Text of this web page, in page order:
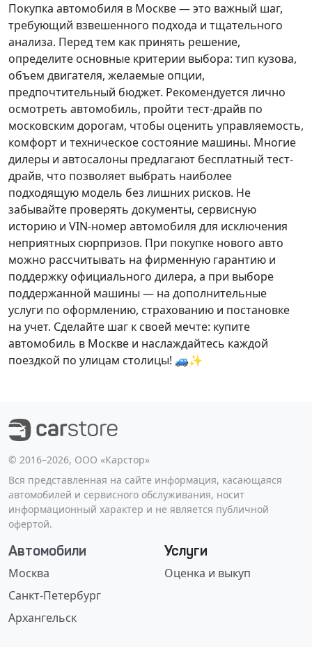
Покупка автомобиля в Москве — это важный шаг,
требующий взвешенного подхода и тщательного
анализа. Перед тем как принять решение,
определите основные критерии выбора: тип кузова,
объем двигателя, желаемые опции,
предпочтительный бюджет. Рекомендуется лично
осмотреть автомобиль, пройти тест-драйв по
московским дорогам, чтобы оценить управляемость,
комфорт и техническое состояние машины. Многие
дилеры и автосалоны предлагают бесплатный тест-
драйв, что позволяет выбрать наиболее
подходящую модель без лишних рисков. Не
забывайте проверять документы, сервисную
историю и VIN-номер автомобиля для исключения
неприятных сюрпризов. При покупке нового авто
можно рассчитывать на фирменную гарантию и
поддержку официального дилера, а при выборе
поддержанной машины — на дополнительные
услуги по оформлению, страхованию и постановке
на учет. Сделайте шаг к своей мечте: купите
автомобиль в Москве и наслаждайтесь каждой
поездкой по улицам столицы! 🚙✨
©️ 2016–2026, ООО «Карстор»
Вся представленная на сайте информация, касающаяся
автомобилей и сервисного обслуживания, носит
информационный характер и не является публичной
офертой.
Автомобили
Москва
Санкт-Петербург
Архангельск
Услуги
Оценка и выкуп